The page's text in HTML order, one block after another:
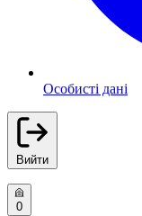
Особисті дані
Вийти
0